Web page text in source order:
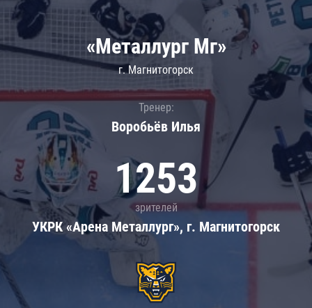
«Металлург Мг»
г. Магнитогорск
Тренер:
Воробьёв Илья
1253
зрителей
УКРК «Арена Металлург», г. Магнитогорск